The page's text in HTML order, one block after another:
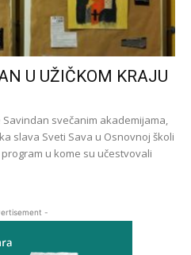
U UŽIČKOM KRAJU
svečanim akademijama,
slava Sveti Sava u Osnovnoj školi
u kome su učestvovali
-